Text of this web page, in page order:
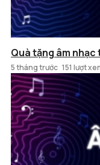
Quà tặng âm nhạc
5 tháng trước 151 lượt